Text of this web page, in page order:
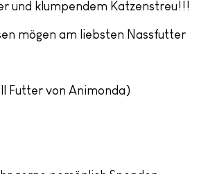
und klumpendem Katzenstreu!!!
mögen am liebsten Nassfutter
Futter von Animonda)